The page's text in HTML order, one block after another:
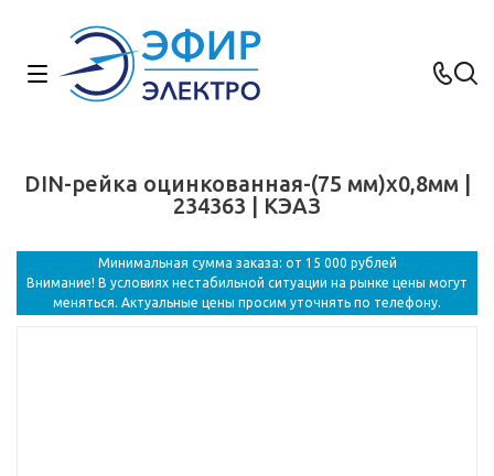
DIN-рейка оцинкованная-(75 мм)х0,8мм |
234363 | КЭАЗ
Минимальная сумма заказа: от 15 000 рублей
Внимание! В условиях нестабильной ситуации на рынке цены могут
меняться. Актуальные цены просим уточнять по телефону.